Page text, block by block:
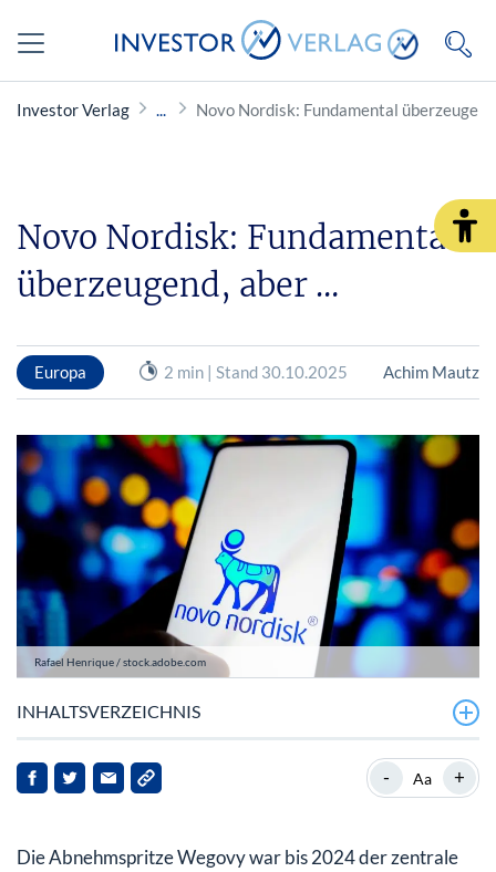
Investor Verlag Novo Nordisk: Fundamental
Novo Nordisk: Fundamental
überzeugend, aber …
Europa 2 min | Stand 30.10.2025 Achim Mautz
Rafael Henrique / stock.adobe.com
INHALTSVERZEICHNIS
Die Börse hatte mehr erwartet!
Fazit
- Aa +
Die Abnehmspritze Wegovy war bis 2024 der zentrale